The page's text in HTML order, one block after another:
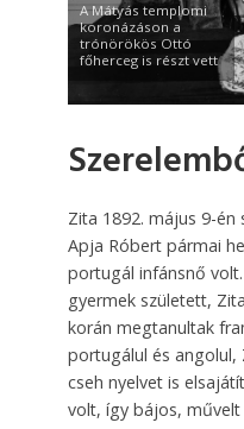
A Mátyás templomi
koronázáson a
trónörökös Ottó
főherceg is részt vett
Zita 1892. május 9-én
Apja Róbert pármai
portugál infánsnő
gyermek született,
korán megtanultak
portugálul és angolul,
cseh nyelvet is
volt, így bájos,